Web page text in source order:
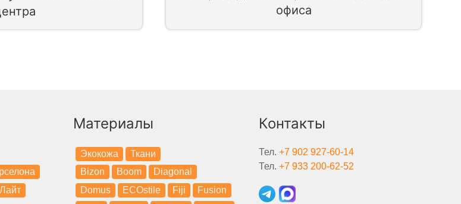
офиса
Лайт
Материалы
Экокожа
Ткани
Bizon
Boom
Diagonal
Domus
ECOstile Fiji
Fusion
Контакты
Тел.+7 902 927-60-14
Тел.+7 933 200-62-52